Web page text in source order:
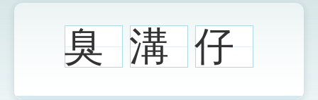
示
圖
臭 溝 仔